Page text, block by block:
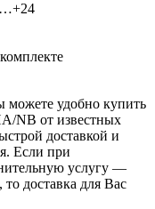
можете удобно купить
NB от известных
доставкой и
Если при
услугу —
, то доставка для Вас